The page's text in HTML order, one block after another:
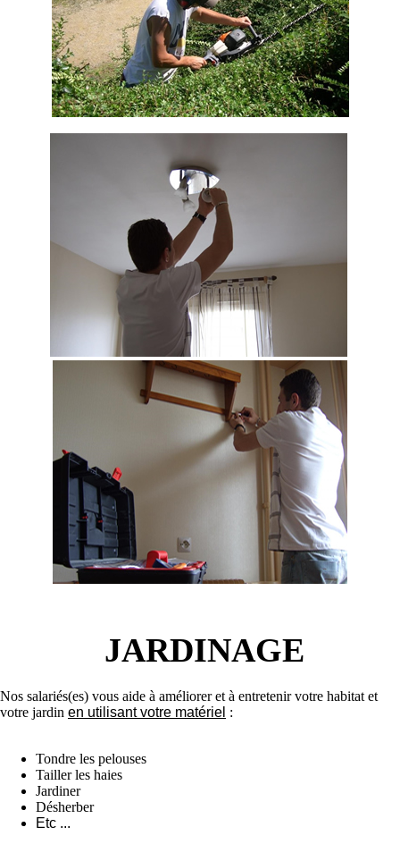
JARDINAGE
Nos salariés(es) vous aide à améliorer et à entretenir votre habitat et
votre jardin en utilisant votre matériel :
Tondre les pelouses
Tailler les haies
Jardiner
Désherber
Etc ...